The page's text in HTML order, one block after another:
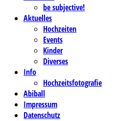
be subjective!
Aktuelles
Hochzeiten
Events
Kinder
Diverses
Info
Hochzeitsfotografie
Abiball
Impressum
Datenschutz